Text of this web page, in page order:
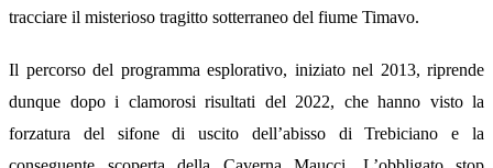
tracciare il misterioso tragitto sotterraneo del fiume Timavo.
Il percorso del programma esplorativo, iniziato nel 2013, riprende
dunque dopo i clamorosi risultati del 2022, che hanno visto la
forzatura del sifone di uscito dell’abisso di Trebiciano e la